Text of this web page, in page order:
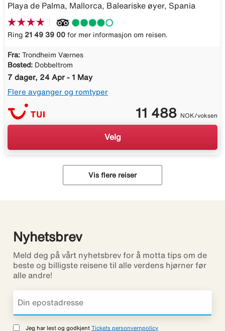
Playa de Palma, Mallorca, Baleariske øyer, Spania
Ring 21 49 39 00 for mer informasjon om reisen.
Fra: Trondheim Værnes
Bosted: Dobbeltrom
7 dager, 24 Apr - 1 May
Flere avganger og romtyper
11 488 NOK/voksen
Velg
Vis flere reiser
Nyhetsbrev
Meld deg på vårt nyhetsbrev for å motta tips om de
beste og billigste reisene til alle verdens hjørner før
alle andre!
Jeg har lest og godkjent Tickets personvernpolicy